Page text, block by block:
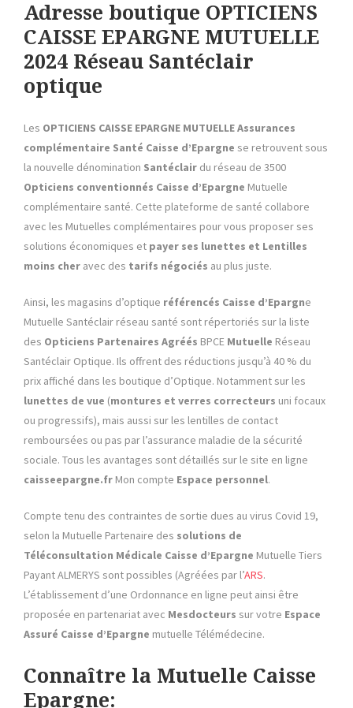
Adresse boutique OPTICIENS
CAISSE EPARGNE MUTUELLE
2024 Réseau Santéclair
optique
Les OPTICIENS CAISSE EPARGNE MUTUELLE Assurances
complémentaire Santé Caisse d’Epargne se retrouvent sous
la nouvelle dénomination Santéclair du réseau de 3500
Opticiens conventionnés Caisse d’Epargne Mutuelle
complémentaire santé. Cette plateforme de santé collabore
avec les Mutuelles complémentaires pour vous proposer ses
solutions économiques et payer ses lunettes et Lentilles
moins cher avec des tarifs négociés au plus juste.
Ainsi, les magasins d’optique référencés Caisse d’Epargne
Mutuelle Santéclair réseau santé sont répertoriés sur la liste
des Opticiens Partenaires Agréés BPCE Mutuelle Réseau
Santéclair Optique. Ils offrent des réductions jusqu’à 40 % du
prix affiché dans les boutique d’Optique. Notamment sur les
lunettes de vue (montures et verres correcteurs uni focaux
ou progressifs), mais aussi sur les lentilles de contact
remboursées ou pas par l’assurance maladie de la sécurité
sociale. Tous les avantages sont détaillés sur le site en ligne
caisseepargne.fr Mon compte Espace personnel.
Compte tenu des contraintes de sortie dues au virus Covid 19,
selon la Mutuelle Partenaire des solutions de
Téléconsultation Médicale Caisse d’Epargne Mutuelle Tiers
Payant ALMERYS sont possibles (Agréées par l’ARS.
L’établissement d’une Ordonnance en ligne peut ainsi être
proposée en partenariat avec Mesdocteurs sur votre Espace
Assuré Caisse d’Epargne mutuelle Télémédecine.
Connaître la Mutuelle Caisse
Epargne: